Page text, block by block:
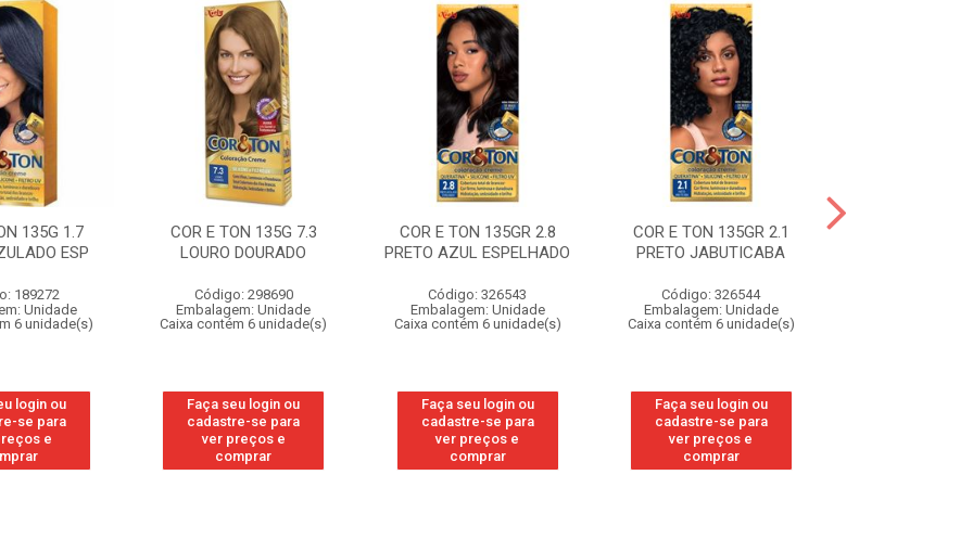
135G 1.7
ESP
189272
Unidade
6 unidade(s)
login ou
se para
e
COR E TON 135G 7.3
LOURO DOURADO
Código: 298690
Embalagem: Unidade
Caixa contém 6 unidade(s)
Faça seu login ou
cadastre-se para
ver preços e
comprar
COR E TON 135GR 2.8
PRETO AZUL ESPELHADO
Código: 326543
Embalagem: Unidade
Caixa contém 6 unidade(s)
Faça seu login ou
cadastre-se para
ver preços e
comprar
COR E TON 135GR 2.1
PRETO JABUTICABA
Código: 326544
Embalagem: Unidade
Caixa contém 6 unidade(s)
Faça seu login ou
cadastre-se para
ver preços e
comprar